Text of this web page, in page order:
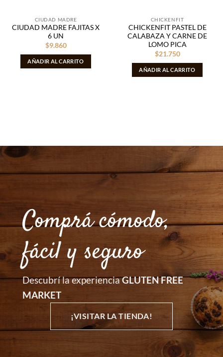
CIUDAD MADRE
CIUDAD MADRE FAJITAS X
6 UN
$9.860
AÑADIR AL CARRITO
CHICKENFIT
CHICKENFIT PASTEL DE
CALABAZA Y CARNE DE
LOMO PICA
$21.750
AÑADIR AL CARRITO
Comprá cómodo,
fácil y seguro
Descubrí la experienciaGLUTEN FREE
MARKET
¡VISITAR LA TIENDA!